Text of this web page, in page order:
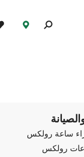
ساعة رولكس
رولكس